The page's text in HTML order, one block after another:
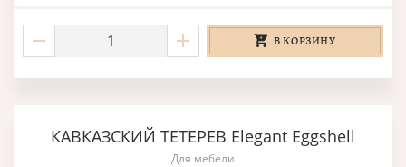
В КОРЗИНУ
КАВКАЗСКИЙ ТЕТЕРЕВ Elegant Eggshell
Для мебели